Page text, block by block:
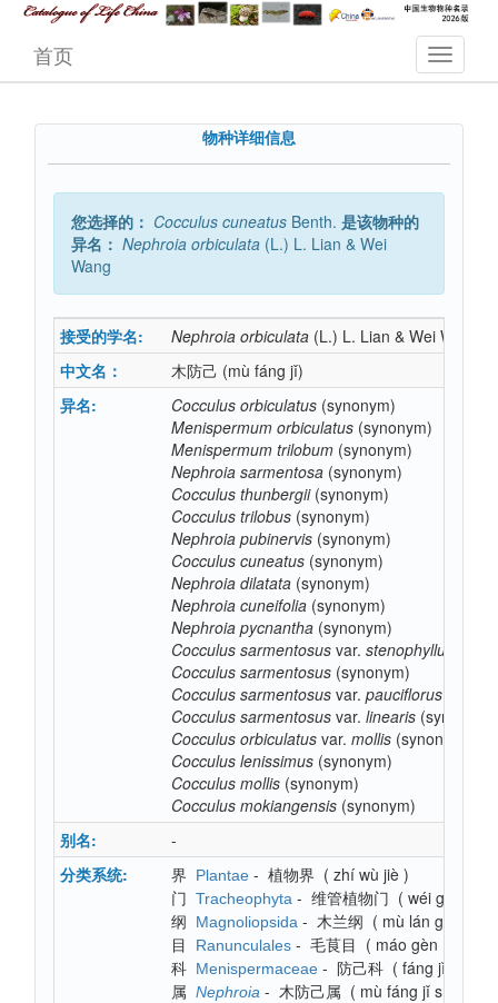
首页
物种详细信息
您选择的： Cocculus cuneatus Benth. 是该物种的
异名： Nephroia orbiculata (L.) L. Lian & Wei
Wang
接受的学名: Nephroia orbiculata (L.) L. Lian & Wei Wang
中文名：
木防己 (mù fáng jǐ)
异名:
Cocculus orbiculatus (synonym)
Menispermum orbiculatus (synonym)
Menispermum trilobum (synonym)
Nephroia sarmentosa (synonym)
Cocculus thunbergii(synonym)
Cocculus trilobus (synonym)
Nephroia pubinervis (synonym)
Cocculus cuneatus (synonym)
Nephroia dilatata (synonym)
Nephroia cuneifolia (synonym)
Nephroia pycnantha (synonym)
Cocculus sarmentosus var. stenophyllus
Cocculus sarmentosus (synonym)
Cocculus sarmentosus var. pauciflorus
Cocculus sarmentosus var. linearis (synonym)
Cocculus orbiculatus var. mollis (synonym)
Cocculus lenissimus (synonym)
Cocculus mollis (synonym)
Cocculus mokiangensis (synonym)
别名:
-
分类系统:
界 Plantae - 植物界 ( zhí wù jiè )
门 Tracheophyta - 维管植物门 ( wéi guǎn
纲
Magnoliopsida - 木兰纲 ( mù lán gāng
目
Ranunculales - 毛茛目 ( máo gèn mù
科 Menispermaceae - 防己科 ( fáng jǐ kē
属 Nephroia - 木防己属 ( mù fáng jǐ shǔ